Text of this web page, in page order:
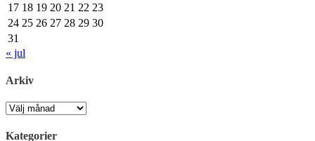
17 18 19 20 21 22 23
24 25 26 27 28 29 30
31
« jul
Arkiv
Arkiv
Kategorier